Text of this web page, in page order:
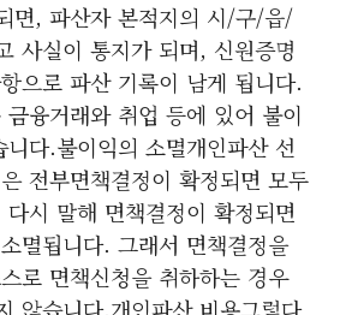
면, 파산자 본적지의 시/구/읍/
사실이 통지가 되며, 신원증명
으로 파산 기록이 남게 됩니다.
융거래와 취업 등에 있어 불이
다.불이익의 소멸개인파산 선
전부면책결정이 확정되면 모두
시 말해 면책결정이 확정되면
멸됩니다. 그래서 면책결정을
로 면책신청을 취하하는 경우